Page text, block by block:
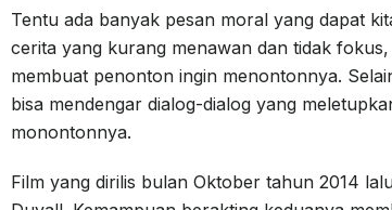
Tentu ada banyak pesan moral yang dapat
cerita yang kurang menawan dan tidak
membuat penonton ingin menontonnya.
bisa mendengar dialog-dialog yang
monontonnya.
Film yang dirilis bulan Oktober tahun 2014